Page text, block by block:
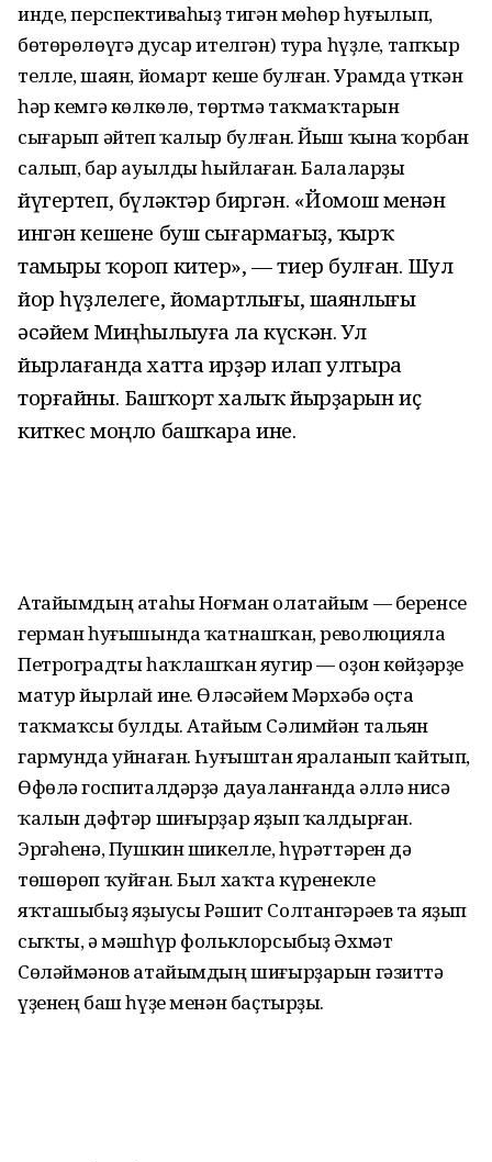
инде, перспективаһыҙ тигән мөһөр һуғылып,
бөтөрөлөүгә дусар ителгән) тура һүҙле, тапҡыр
телле, шаян, йомарт кеше булған. Урамда үткән
һәр кемгә көлкөлө, төртмә таҡмаҡтарын
сығарып әйтеп ҡалыр булған. Йыш ҡына ҡорбан
салып, бар ауылды һыйлаған. Балаларҙы
йүгертеп, бүләктәр биргән. «Йомош менән
ингән кешене буш сығармағыҙ, ҡырҡ
тамыры ҡороп китер», — тиер булған. Шул
йор һүҙлелеге, йомартлығы, шаянлығы
әсәйем Миңһылыуға ла күскән. Ул
йырлағанда хатта ирҙәр илап ултыра
торғайны. Башҡорт халыҡ йырҙарын иҫ
киткес моңло башҡара ине.
Атайымдың атаһы Ноғман олатайым — беренсе
герман һуғышында ҡатнашҡан, революцияла
Петроградты һаҡлашҡан яугир — оҙон көйҙәрҙе
матур йырлай ине. Өләсәйем Мәрхәбә оҫта
таҡмаҡсы булды. Атайым Сәлимйән тальян
гармунда уйнаған. Һуғыштан яраланып ҡайтып,
Өфөлә госпиталдәрҙә дауаланғанда әллә нисә
ҡалын дәфтәр шиғырҙар яҙып ҡалдырған.
Эргәһенә, Пушкин шикелле, һүрәттәрен дә
төшөрөп ҡуйған. Был хаҡта күренекле
яҡташыбыҙ яҙыусы Рәшит Солтангәрәев та яҙып
сыҡты, ә мәшһүр фольклорсыбыҙ Әхмәт
Сөләймәнов атайымдың шиғырҙарын гәзиттә
үҙенең баш һүҙе менән баҫтырҙы.